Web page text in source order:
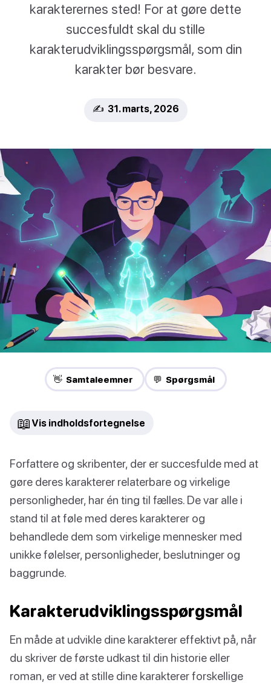
karakterernes sted! For at gøre dette
succesfuldt skal du stille
karakterudviklingsspørgsmål, som din
karakter bør besvare.
✍️ 31. marts, 2026
👋 Samtaleemner 💬 Spørgsmål
📖 Vis indholdsfortegnelse
Forfattere og skribenter, der er succesfulde med at
gøre deres karakterer relaterbare og virkelige
personligheder, har én ting til fælles. De var alle i
stand til at føle med deres karakterer og
behandlede dem som virkelige mennesker med
unikke følelser, personligheder, beslutninger og
baggrunde.
Karakterudviklingsspørgsmål
En måde at udvikle dine karakterer effektivt på, når
du skriver de første udkast til din historie eller
roman, er ved at stille dine karakterer forskellige